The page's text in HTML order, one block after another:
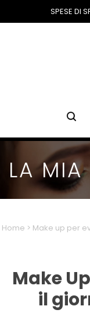
SPESE DI
LA MIA
Home > Make up per
Make
il